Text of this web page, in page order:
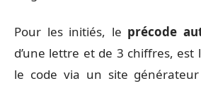
Pour les initiés, le précode
d’une lettre et de 3 chiffres,
le code via un site